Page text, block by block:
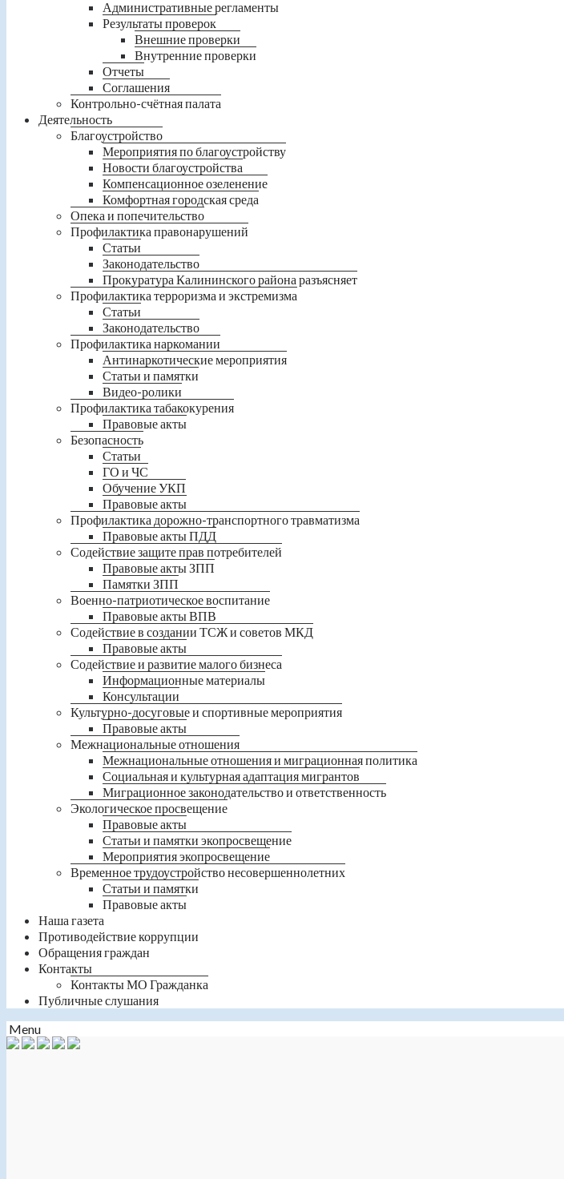
Административные регламенты
Результаты проверок
Внешние проверки
Внутренние проверки
Отчеты
Соглашения
Контрольно-счётная палата
Деятельность
Благоустройство
Мероприятия по благоустройству
Новости благоустройства
Компенсационное озеленение
Комфортная городская среда
Опека и попечительство
Профилактика правонарушений
Статьи
Законодательство
Прокуратура Калининского района разъясняет
Профилактика терроризма и экстремизма
Статьи
Законодательство
Профилактика наркомании
Антинаркотические мероприятия
Статьи и памятки
Видео-ролики
Профилактика табакокурения
Правовые акты
Безопасность
Статьи
ГО и ЧС
Обучение УКП
Правовые акты
Профилактика дорожно-транспортного травматизма
Правовые акты ПДД
Содействие защите прав потребителей
Правовые акты ЗПП
Памятки ЗПП
Военно-патриотическое воспитание
Правовые акты ВПВ
Содействие в создании ТСЖ и советов МКД
Правовые акты
Содействие и развитие малого бизнеса
Информационные материалы
Консультации
Культурно-досуговые и спортивные мероприятия
Правовые акты
Межнациональные отношения
Межнациональные отношения и миграционная политика
Социальная и культурная адаптация мигрантов
Миграционное законодательство и ответственность
Экологическое просвещение
Правовые акты
Статьи и памятки экопросвещение
Мероприятия экопросвещение
Временное трудоустройство несовершеннолетних
Статьи и памятки
Правовые акты
Наша газета
Противодействие коррупции
Обращения граждан
Контакты
Контакты МО Гражданка
Публичные слушания
Menu